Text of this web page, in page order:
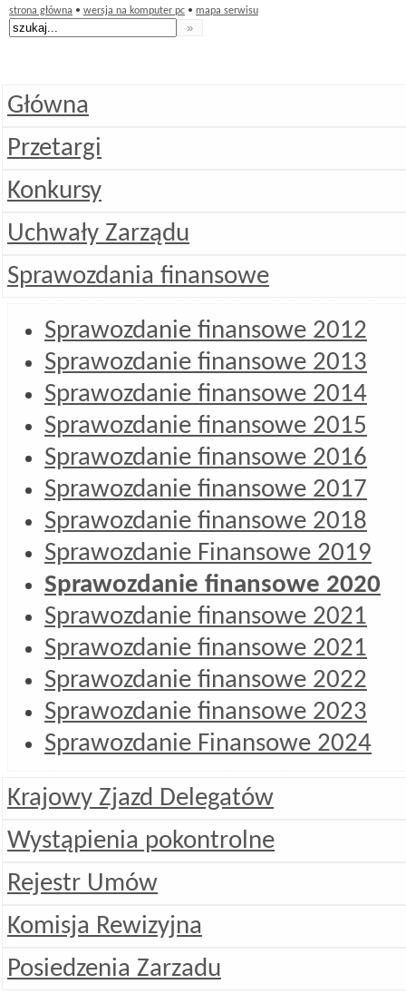
strona główna • wersja na komputer pc • mapa serwisu
Główna
Przetargi
Konkursy
Uchwały Zarządu
Sprawozdania finansowe
Sprawozdanie finansowe 2012
Sprawozdanie finansowe 2013
Sprawozdanie finansowe 2014
Sprawozdanie finansowe 2015
Sprawozdanie finansowe 2016
Sprawozdanie finansowe 2017
Sprawozdanie finansowe 2018
Sprawozdanie Finansowe 2019
Sprawozdanie finansowe 2020
Sprawozdanie finansowe 2021
Sprawozdanie finansowe 2021
Sprawozdanie finansowe 2022
Sprawozdanie finansowe 2023
Sprawozdanie Finansowe 2024
Krajowy Zjazd Delegatów
Wystąpienia pokontrolne
Rejestr Umów
Komisja Rewizyjna
Posiedzenia Zarzadu